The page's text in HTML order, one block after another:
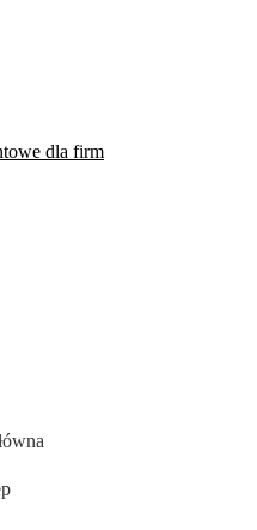
dla firm